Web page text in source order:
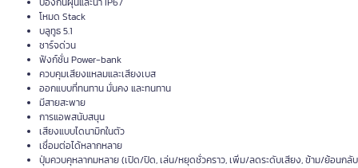
โหมด Stack
บลูทูธ 5.1
ชาร์จด่วน
ฟังก์ชั่น Power-bank
ควบคุมเสียงแหลมและเสียงเบส
ออกแบบที่ทนทาน มั่นคง และทนทาน
มีสายสะพาย
การแอพสนับสนุน
เสียงแบบไดนามิกในตัว
เชื่อมต่อได้หลากหลาย
ปุ่มควบคุหลากมหลาย (เปิด/ปิด, เล่น/หยุดชั่วคราว, เพิ่ม/ลดระดับเสียง, ข้าม/ย้อนกลั